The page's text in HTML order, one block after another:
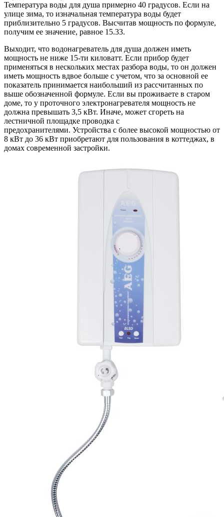
Температура воды для душа примерно 40 градусов. Если на
улице зима, то изначальная температура воды будет
приблизительно 5 градусов. Высчитав мощность по формуле,
получим ее значение, равное 15.33.
Выходит, что водонагреватель для душа должен иметь
мощность не ниже 15-ти киловатт. Если прибор будет
применяться в нескольких местах разбора воды, то он должен
иметь мощность вдвое больше с учетом, что за основной ее
показатель принимается наибольший из рассчитанных по
выше обозначенной формуле. Если вы проживаете в старом
доме, то у проточного электронагревателя мощность не
должна превышать 3,5 кВт. Иначе, может сгореть на
лестничной площадке проводка с
предохранителями. Устройства с более высокой мощностью от
8 кВт до 36 кВт приобретают для пользования в коттеджах, в
домах современной застройки.